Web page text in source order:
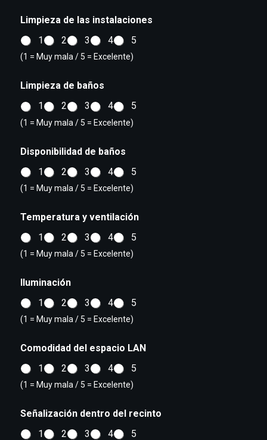
Limpieza de las instalaciones
1
2 3 4 5
(1 = Muy mala / 5 = Excelente)
Limpieza de baños
1
2 3 4 5
(1 = Muy mala / 5 = Excelente)
Disponibilidad de baños
1
2 3 4 5
(1 = Muy mala / 5 = Excelente)
Temperatura y ventilación
1
2 3 4 5
(1 = Muy mala / 5 = Excelente)
Iluminación
1
2 3 4 5
(1 = Muy mala / 5 = Excelente)
Comodidad del espacio LAN
1
2 3 4 5
(1 = Muy mala / 5 = Excelente)
Señalización dentro del recinto
1
2 3 4 5